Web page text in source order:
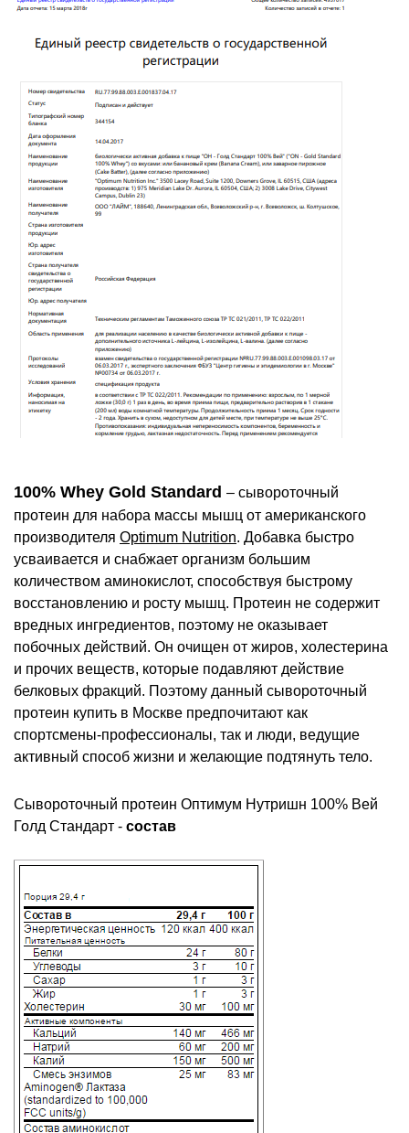
100% Whey Gold Standard – сывороточный
протеин для набора массы мышц от американского
производителя Optimum Nutrition. Добавка быстро
усваивается и снабжает организм большим
количеством аминокислот, способствуя быстрому
восстановлению и росту мышц. Протеин не содержит
вредных ингредиентов, поэтому не оказывает
побочных действий. Он очищен от жиров, холестерина
и прочих веществ, которые подавляют действие
белковых фракций. Поэтому данный сывороточный
протеин купить в Москве предпочитают как
спортсмены-профессионалы, так и люди, ведущие
активный способ жизни и желающие подтянуть тело.
Сывороточный протеин Оптимум Нутришн 100% Вей
Голд Стандарт - состав